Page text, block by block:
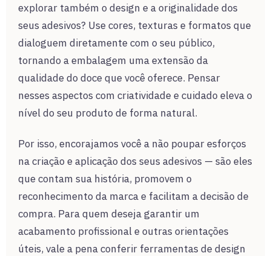
explorar também o design e a originalidade dos
seus adesivos? Use cores, texturas e formatos que
dialoguem diretamente com o seu público,
tornando a embalagem uma extensão da
qualidade do doce que você oferece. Pensar
nesses aspectos com criatividade e cuidado eleva o
nível do seu produto de forma natural.
Por isso, encorajamos você a não poupar esforços
na criação e aplicação dos seus adesivos — são eles
que contam sua história, promovem o
reconhecimento da marca e facilitam a decisão de
compra. Para quem deseja garantir um
acabamento profissional e outras orientações
úteis, vale a pena conferir ferramentas de design